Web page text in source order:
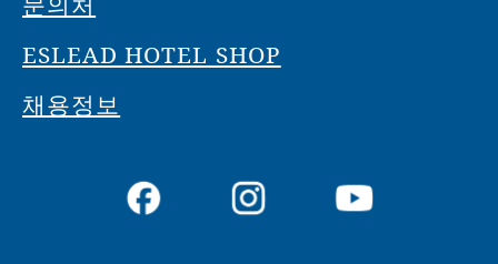
ESLEAD HOTEL SHOP
채용정보